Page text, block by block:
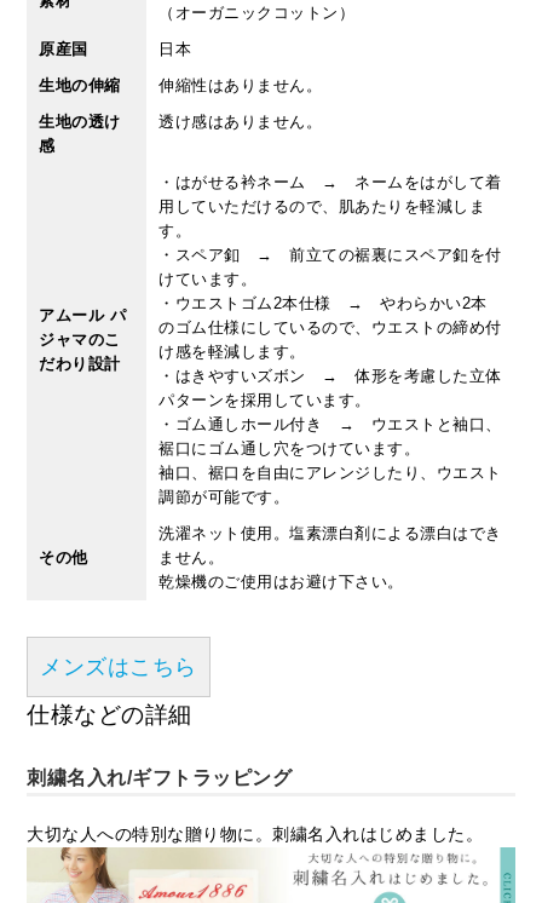
（オーガニックコットン）
原産国
日本
生地の伸縮
伸縮性はありません。
生地の透け
感
透け感はありません。
アムール パ
ジャマのこ
だわり設計
・はがせる衿ネーム → ネームをはがして着
用していただけるので、肌あたりを軽減しま
す。
・スペア釦 → 前立ての裾裏にスペア釦を付
けています。
・ウエストゴム2本仕様 → やわらかい2本
のゴム仕様にしているので、ウエストの締め付
け感を軽減します。
・はきやすいズボン → 体形を考慮した立体
パターンを採用しています。
・ゴム通しホール付き → ウエストと袖口、
裾口にゴム通し穴をつけています。
袖口、裾口を自由にアレンジしたり、ウエスト
調節が可能です。
その他
洗濯ネット使用。塩素漂白剤による漂白はでき
ません。
乾燥機のご使用はお避け下さい。
メンズはこちら
仕様などの詳細
刺繍名入れ/ギフトラッピング
大切な人への特別な贈り物に。刺繍名入れはじめました。